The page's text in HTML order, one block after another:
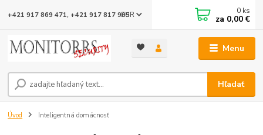
Menu
EUR
Hľadať
+421 917 869 471, +421 917 817 905 0 ks
za 0,00 €
Úvod Inteligentná domácnosť